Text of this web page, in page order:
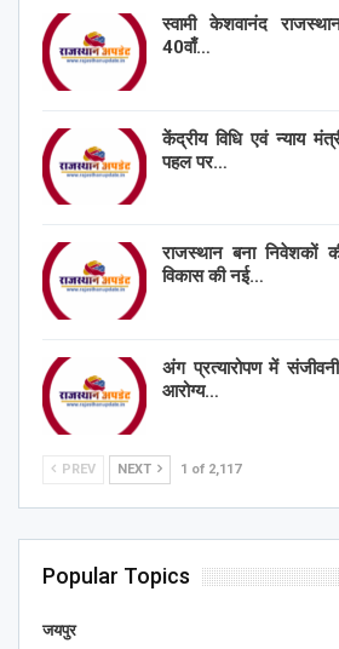
स्वामी केशवानंद
40वाँ…
केंद्रीय विधि एवं न्याय
पहल पर…
राजस्थान बना निवेशकों
विकास की नई…
अंग प्रत्यारोपण में
आरोग्य…
PREV NEXT 1 of 2,117
Popular Topics
जयपुर